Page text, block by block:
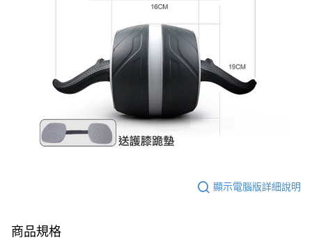
顯示電腦版詳細說明
商品規格